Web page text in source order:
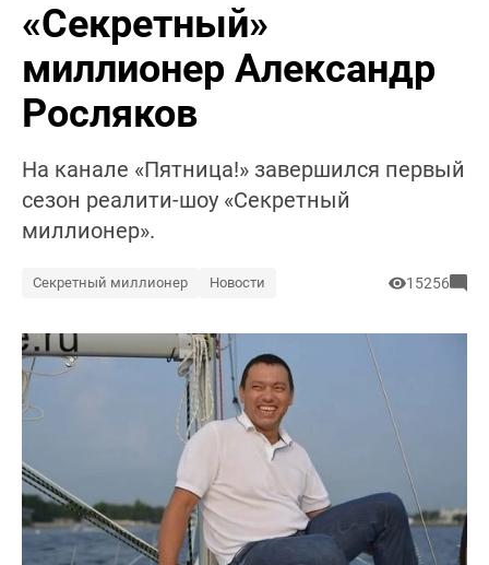
«Секретный»
миллионер Александр
Росляков
На канале «Пятница!» завершился первый
сезон реалити-шоу «Секретный
миллионер».
Секретный миллионер Новости 15256